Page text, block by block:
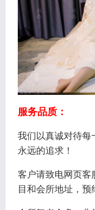
服务品质：
我们以真诚对待每
永远的追求！
客户请致电网页客
目和会所地址，预